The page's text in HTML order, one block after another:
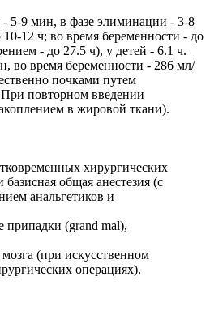
- 5-9 мин, в фазе элиминации - 3-8
12 ч; во время беременности - до
- до 27.5 ч), у детей - 6.1 ч.
во время беременности - 286 мл/
почками путем
повторном введении
в жировой ткани).
хирургических
общая анестезия (с
анальгетиков и
припадки (grand mal),
(при искусственном
операциях).